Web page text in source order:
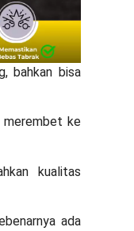
bahkan bisa
merembet ke
kualitas
ada